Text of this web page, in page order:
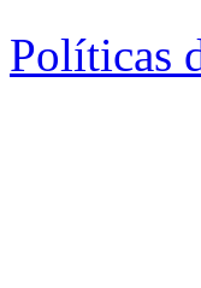
Políticas